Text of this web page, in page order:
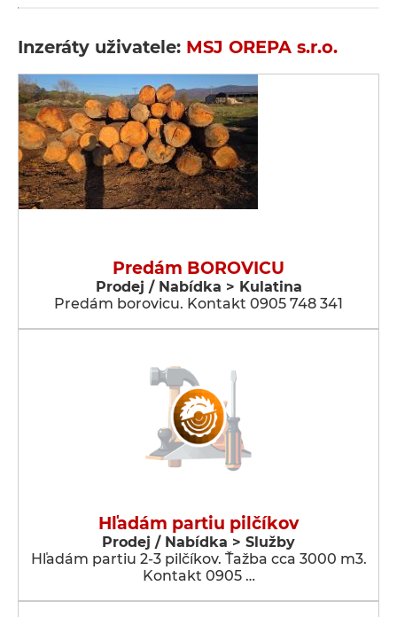
Inzeráty uživatele: MSJ OREPA s.r.o.
Predám BOROVICU
Prodej / Nabídka > Kulatina
Predám borovicu. Kontakt 0905 748 341
Hľadám partiu pilčíkov
Prodej / Nabídka > Služby
Hľadám partiu 2-3 pilčíkov. Ťažba cca 3000 m3.
Kontakt 0905 …